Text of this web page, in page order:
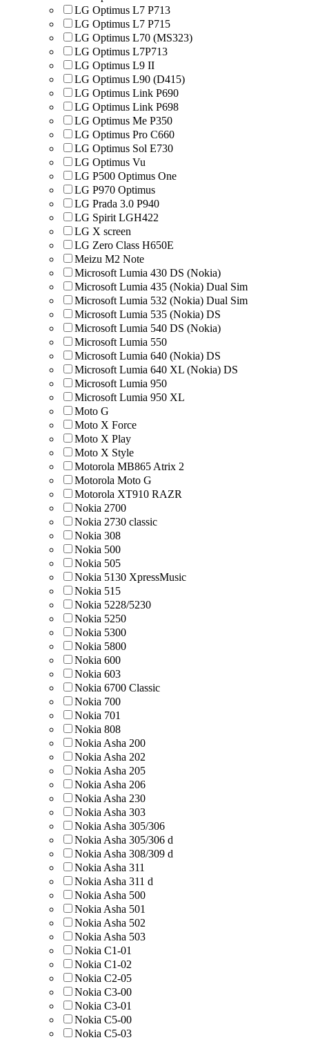
LG Optimus L7 P713
LG Optimus L7 P715
LG Optimus L70 (MS323)
LG Optimus L7P713
LG Optimus L9 II
LG Optimus L90 (D415)
LG Optimus Link P690
LG Optimus Link P698
LG Optimus Me P350
LG Optimus Pro C660
LG Optimus Sol E730
LG Optimus Vu
LG P500 Optimus One
LG P970 Optimus
LG Prada 3.0 P940
LG Spirit LGH422
LG X screen
LG Zero Class H650E
Meizu M2 Note
Microsoft Lumia 430 DS (Nokia)
Microsoft Lumia 435 (Nokia) Dual Sim
Microsoft Lumia 532 (Nokia) Dual Sim
Microsoft Lumia 535 (Nokia) DS
Microsoft Lumia 540 DS (Nokia)
Microsoft Lumia 550
Microsoft Lumia 640 (Nokia) DS
Microsoft Lumia 640 XL (Nokia) DS
Microsoft Lumia 950
Microsoft Lumia 950 XL
Moto G
Moto X Force
Moto X Play
Moto X Style
Motorola MB865 Atrix 2
Motorola Moto G
Motorola XT910 RAZR
Nokia 2700
Nokia 2730 classic
Nokia 308
Nokia 500
Nokia 505
Nokia 5130 XpressMusic
Nokia 515
Nokia 5228/5230
Nokia 5250
Nokia 5300
Nokia 5800
Nokia 600
Nokia 603
Nokia 6700 Classic
Nokia 700
Nokia 701
Nokia 808
Nokia Asha 200
Nokia Asha 202
Nokia Asha 205
Nokia Asha 206
Nokia Asha 230
Nokia Asha 303
Nokia Asha 305/306
Nokia Asha 305/306 d
Nokia Asha 308/309 d
Nokia Asha 311
Nokia Asha 311 d
Nokia Asha 500
Nokia Asha 501
Nokia Asha 502
Nokia Asha 503
Nokia C1-01
Nokia C1-02
Nokia C2-05
Nokia C3-00
Nokia C3-01
Nokia C5-00
Nokia C5-03